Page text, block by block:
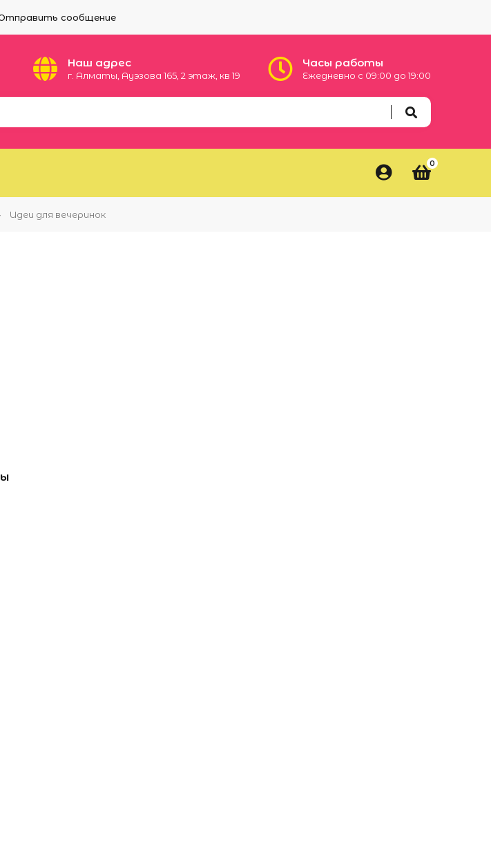
сообщение
Наш адрес
​г. Алматы, Ауэзова 165​, 2 этаж, кв 19
Часы работы
Ежедневно с 09:00 до 19:00
0
Идеи для вечеринок